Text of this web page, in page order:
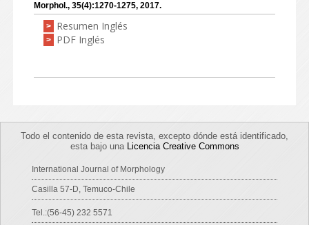
Morphol., 35(4):1270-1275, 2017.
> Resumen Inglés
> PDF Inglés
Todo el contenido de esta revista, excepto dónde está identificado,
esta bajo una Licencia Creative Commons
International Journal of Morphology
Casilla 57-D, Temuco-Chile
Tel.:(56-45) 232 5571